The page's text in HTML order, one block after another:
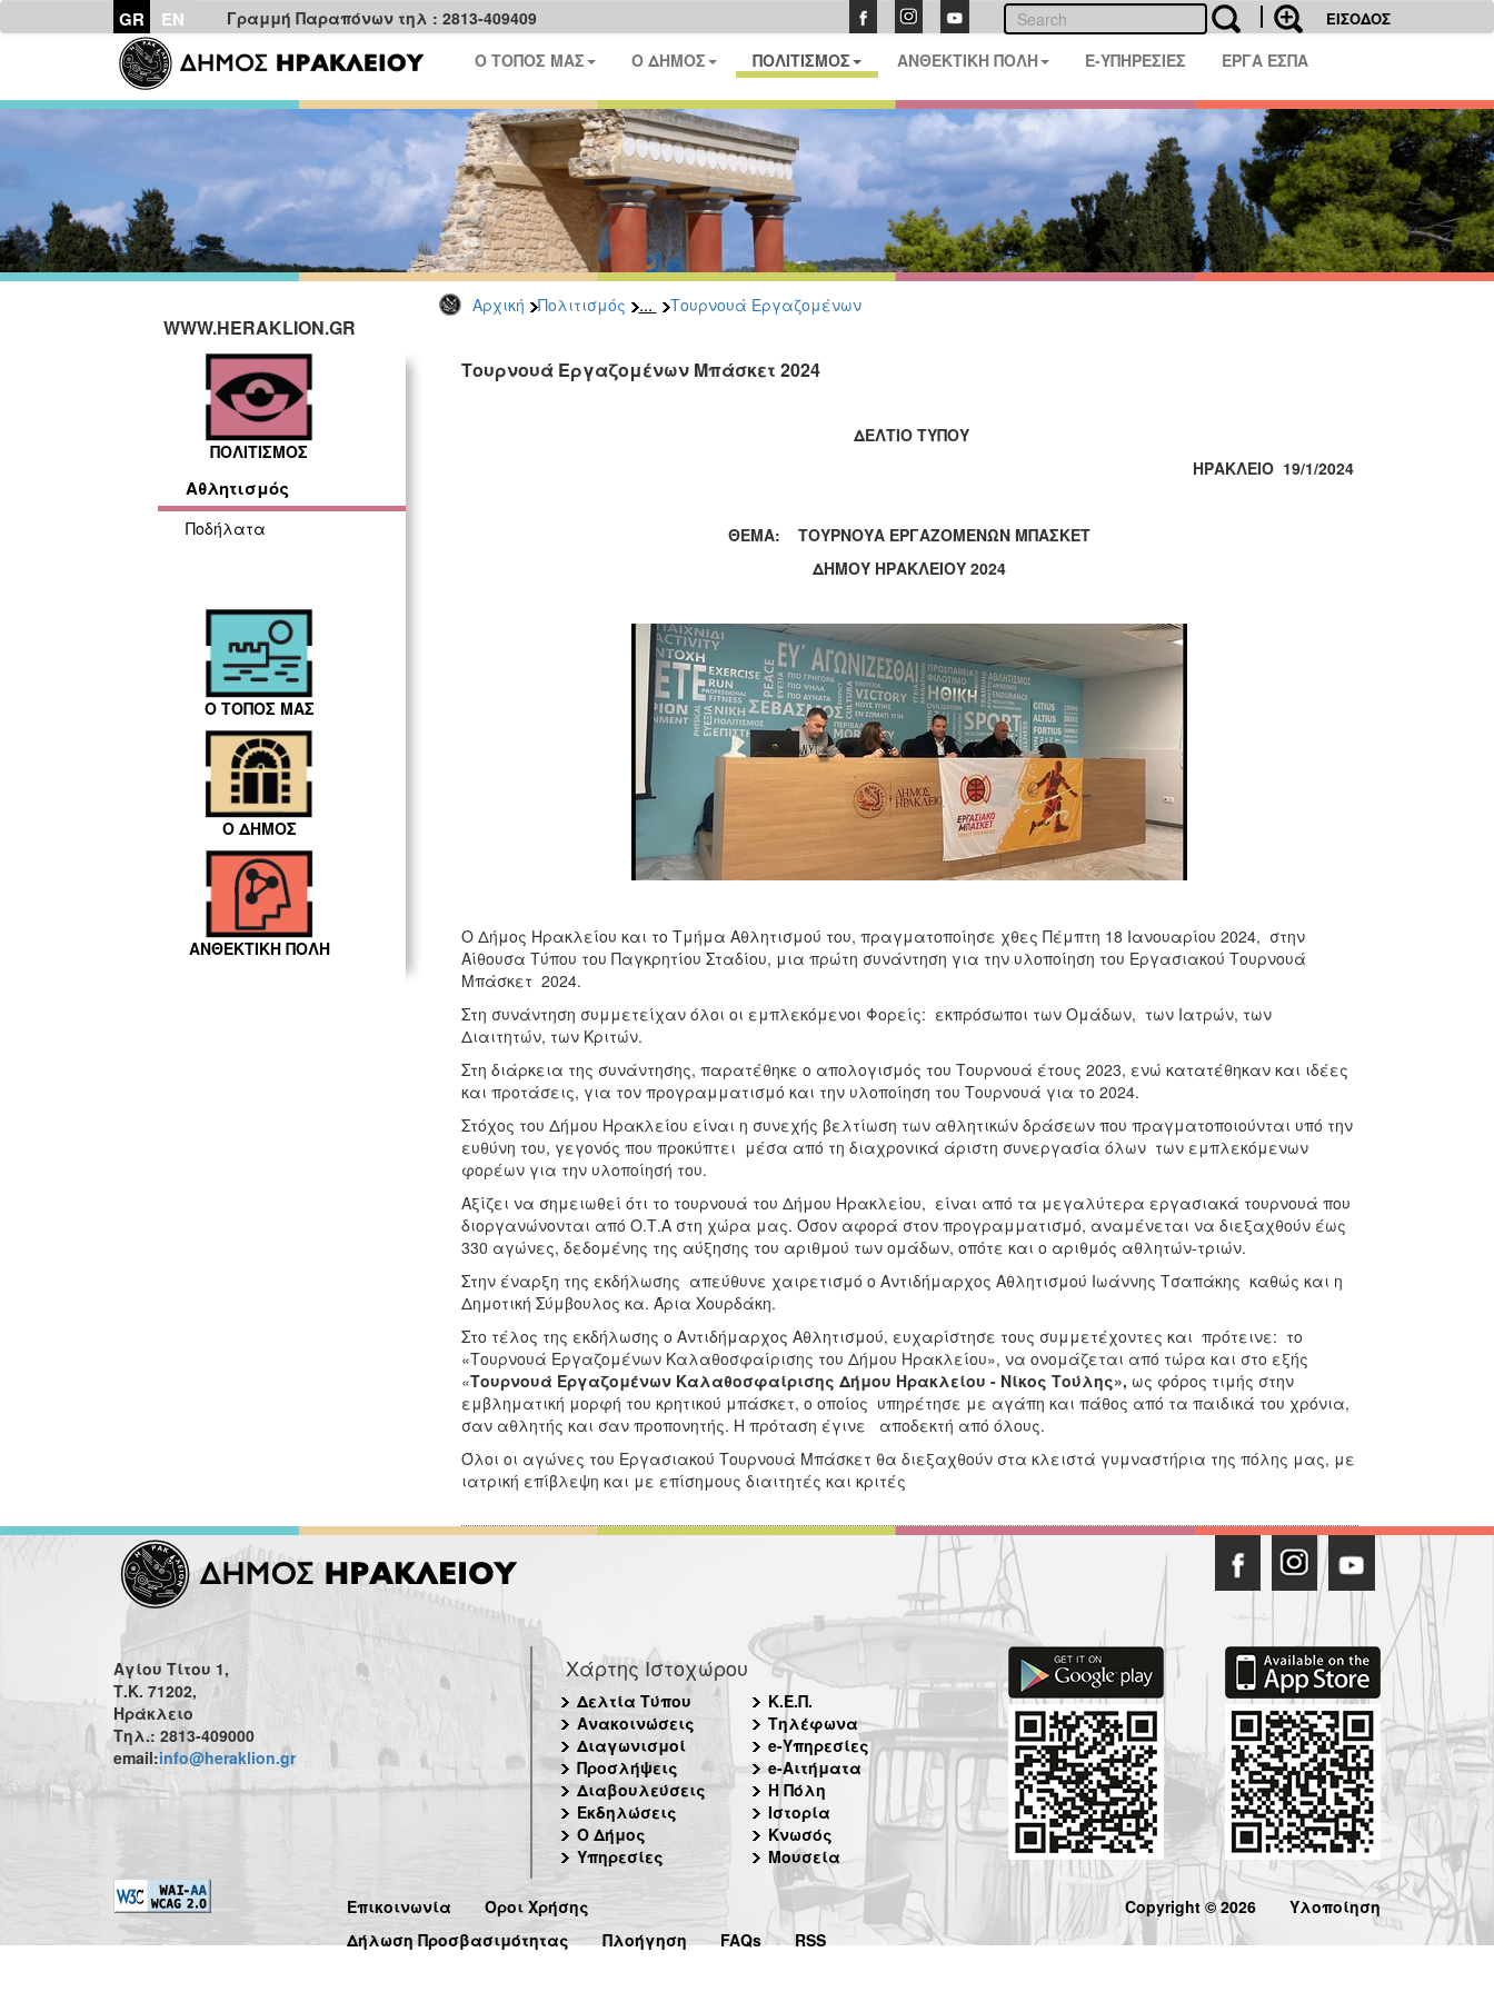
GR EN Γραμμή Παραπόνων τηλ : 2813-409409 ΕΙΣΟΔΟΣ
Ο ΤΟΠΟΣ ΜΑΣ Ο ΔΗΜΟΣ ΠΟΛΙΤΙΣΜΟΣ ΑΝΘΕΚΤΙΚΗ ΠΟΛΗ E-ΥΠΗΡΕΣΙΕΣ ΕΡΓΑ ΕΣΠΑ
Αρχική Πολιτισμός ... Τουρνουά Εργαζομένων
WWW.HERAKLION.GR
ΠΟΛΙΤΙΣΜΟΣ
Αθλητισμός
Ποδήλατα
Ο ΤΟΠΟΣ ΜΑΣ
Ο ΔΗΜΟΣ
ΑΝΘΕΚΤΙΚΗ ΠΟΛΗ
Τουρνουά Εργαζομένων Μπάσκετ 2024
ΔΕΛΤΙΟ ΤΥΠΟΥ
ΗΡΑΚΛΕΙΟ 19/1/2024
ΘΕΜΑ: ΤΟΥΡΝΟΥΑ ΕΡΓΑΖΟΜΕΝΩΝ ΜΠΑΣΚΕΤ
ΔΗΜΟΥ ΗΡΑΚΛΕΙΟΥ 2024
Ο Δήμος Ηρακλείου και το Τμήμα Αθλητισμού του, πραγματοποίησε χθες Πέμπτη 18 Ιανουαρίου 2024, στην
Αίθουσα Τύπου του Παγκρητίου Σταδίου, μια πρώτη συνάντηση για την υλοποίηση του Εργασιακού Τουρνουά
Μπάσκετ 2024.
Στη συνάντηση συμμετείχαν όλοι οι εμπλεκόμενοι Φορείς: εκπρόσωποι των Ομάδων, των Ιατρών, των
Διαιτητών, των Κριτών.
Στη διάρκεια της συνάντησης, παρατέθηκε ο απολογισμός του Τουρνουά έτους 2023, ενώ κατατέθηκαν και ιδέες
και προτάσεις, για τον προγραμματισμό και την υλοποίηση του Τουρνουά για το 2024.
Στόχος του Δήμου Ηρακλείου είναι η συνεχής βελτίωση των αθλητικών δράσεων που πραγματοποιούνται υπό την
ευθύνη του, γεγονός που προκύπτει μέσα από τη διαχρονικά άριστη συνεργασία όλων των εμπλεκόμενων
φορέων για την υλοποίησή του.
Αξίζει να σημειωθεί ότι το τουρνουά του Δήμου Ηρακλείου, είναι από τα μεγαλύτερα εργασιακά τουρνουά που
διοργανώνονται από Ο.Τ.Α στη χώρα μας. Όσον αφορά στον προγραμματισμό, αναμένεται να διεξαχθούν έως
330 αγώνες, δεδομένης της αύξησης του αριθμού των ομάδων, οπότε και ο αριθμός αθλητών-τριών.
Στην έναρξη της εκδήλωσης απεύθυνε χαιρετισμό ο Αντιδήμαρχος Αθλητισμού Ιωάννης Τσαπάκης καθώς και η
Δημοτική Σύμβουλος κα. Άρια Χουρδάκη.
Στο τέλος της εκδήλωσης ο Αντιδήμαρχος Αθλητισμού, ευχαρίστησε τους συμμετέχοντες και πρότεινε: το
«Τουρνουά Εργαζομένων Καλαθοσφαίρισης του Δήμου Ηρακλείου», να ονομάζεται από τώρα και στο εξής
«Τουρνουά Εργαζομένων Καλαθοσφαίρισης Δήμου Ηρακλείου - Νίκος Τούλης», ως φόρος τιμής στην
εμβληματική μορφή του κρητικού μπάσκετ, ο οποίος υπηρέτησε με αγάπη και πάθος από τα παιδικά του χρόνια,
σαν αθλητής και σαν προπονητής. Η πρόταση έγινε αποδεκτή από όλους.
Όλοι οι αγώνες του Εργασιακού Τουρνουά Μπάσκετ θα διεξαχθούν στα κλειστά γυμναστήρια της πόλης μας, με
ιατρική επίβλεψη και με επίσημους διαιτητές και κριτές
Αγίου Τίτου 1,
Τ.Κ. 71202,
Ηράκλειο
Τηλ.: 2813-409000
email:info@heraklion.gr
Χάρτης Ιστοχώρου
Δελτία Τύπου
Ανακοινώσεις
Διαγωνισμοί
Προσλήψεις
Διαβουλεύσεις
Εκδηλώσεις
Ο Δήμος
Υπηρεσίες
Κ.Ε.Π.
Τηλέφωνα
e-Υπηρεσίες
e-Αιτήματα
Η Πόλη
Ιστορία
Κνωσός
Μουσεία
Επικοινωνία
Όροι Χρήσης
Δήλωση Προσβασιμότητας
Πλοήγηση FAQs RSS
Copyright © 2026 Υλοποίηση